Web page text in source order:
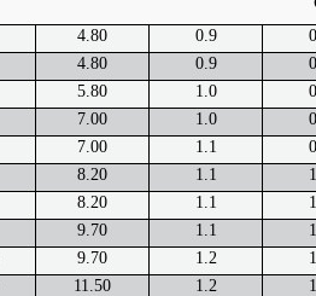
4.80 0.9
4.80 0.9
5.80 1.0
7.00 1.0
7.00 1.1
8.20 1.1
8.20 1.1
9.70 1.1
9.70 1.2
11.50 1.2